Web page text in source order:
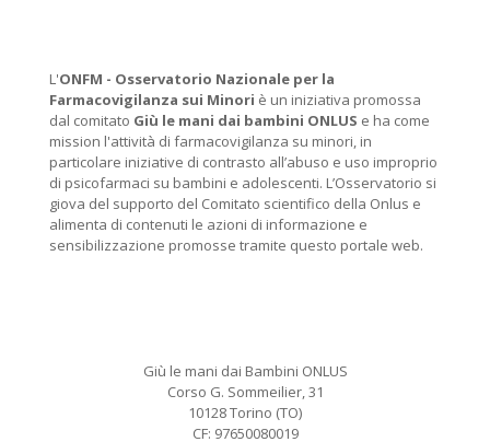
L'ONFM - Osservatorio Nazionale per la
Farmacovigilanza sui Minori è un iniziativa promossa
dal comitato Giù le mani dai bambini ONLUS e ha come
mission l'attività di farmacovigilanza su minori, in
particolare iniziative di contrasto all’abuso e uso improprio
di psicofarmaci su bambini e adolescenti. L’Osservatorio si
giova del supporto del Comitato scientifico della Onlus e
alimenta di contenuti le azioni di informazione e
sensibilizzazione promosse tramite questo portale web.
Giù le mani dai Bambini ONLUS
Corso G. Sommeilier, 31
10128 Torino (TO)
CF: 97650080019